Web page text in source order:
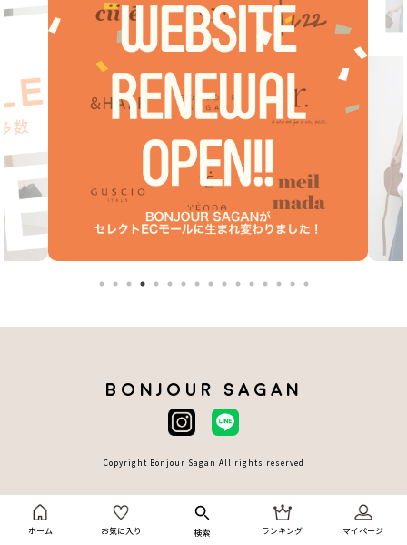
BONJOUR SAGAN
Copyright Bonjour Sagan All rights reserved
ホーム お気に入り 検索 ランキング マイページ